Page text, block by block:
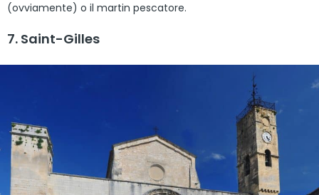
(ovviamente) o il martin pescatore.
7. Saint-Gilles